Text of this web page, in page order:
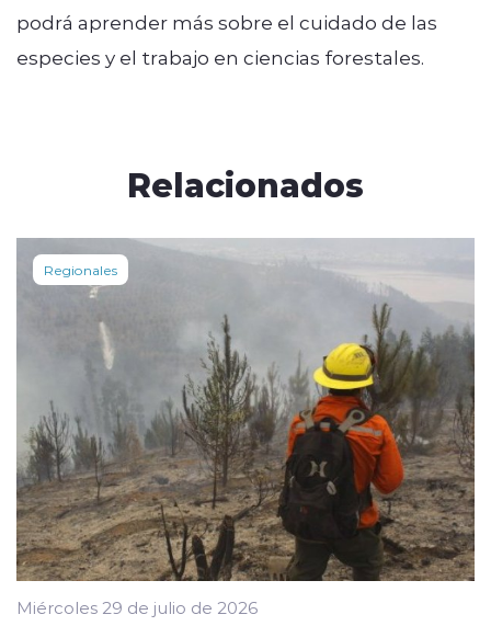
podrá aprender más sobre el cuidado de las
especies y el trabajo en ciencias forestales.
Relacionados
Regionales
Miércoles 29 de julio de 2026